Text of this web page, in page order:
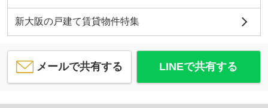
新大阪の戸建て賃貸物件特集
メールで共有する LINEで共有する